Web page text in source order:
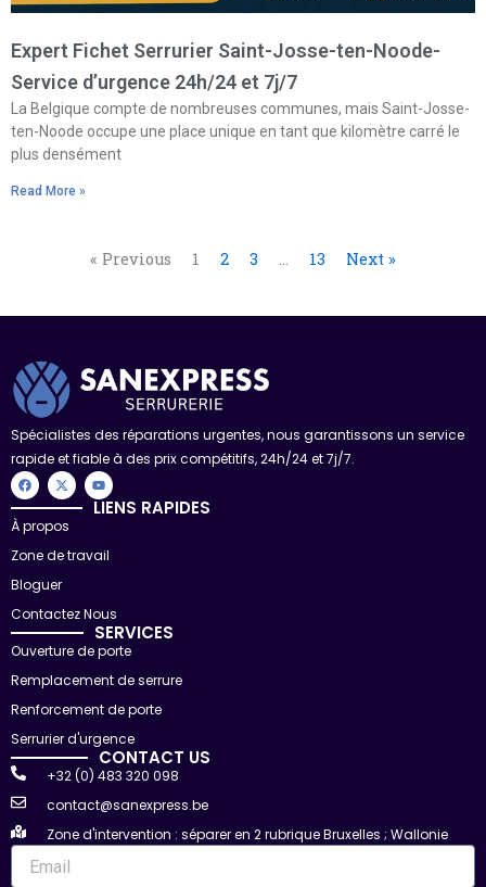
Expert Fichet Serrurier Saint-Josse-ten-Noode-
Service d’urgence 24h/24 et 7j/7
La Belgique compte de nombreuses communes, mais Saint-Josse-
ten-Noode occupe une place unique en tant que kilomètre carré le
plus densément
Read More »
« Previous 1 2 3 … 13 Next »
Spécialistes des réparations urgentes, nous garantissons un service
rapide et fiable à des prix compétitifs, 24h/24 et 7j/7.
F
a
c
b
o
X
-
t
i
t
r
Y
o
u
t
e
LIENS RAPIDES
À propos
Zone de travail
Bloguer
Contactez Nous
SERVICES
Ouverture de porte
Remplacement de serrure
Renforcement de porte
Serrurier d'urgence
CONTACT US
+32 (0) 483 320 098
contact@sanexpress.be
Zone d'intervention : séparer en 2 rubrique Bruxelles ; Wallonie